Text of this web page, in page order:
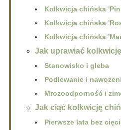
Kolkwicja chińska
Kolkwicja chińska
Kolkwicja chińska
Jak uprawiać
Stanowisko i gleba
Podlewanie i
Mrozoodporność i
Jak ciąć kolkwicję
Pierwsze lata bez